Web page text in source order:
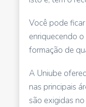
Você pode
enriquecendo
formação de
A Uniube
nas principais
são exigidas